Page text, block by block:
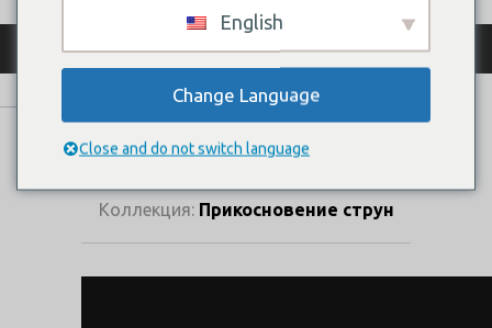
КАТАЛОГ ПЛАТЬЕВ
ИЗГИБ
(КОМПЛЕКТ)
Коллекция: Прикосновение струн
English
Change Language
Close and do not switch language